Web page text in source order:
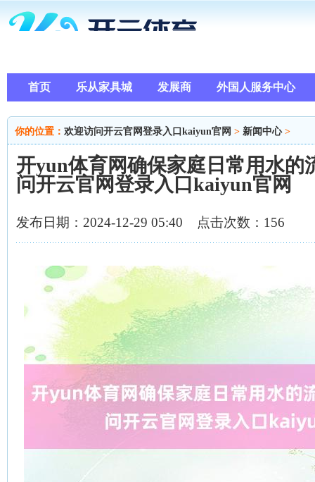
首页 乐从家具城 发展商 外国人服务中心
你的位置： 欢迎访问开云官网登录入口kaiyun官网 > 新闻中心>
开yun体育网确保家庭日常用水的
问开云官网登录入口kaiyun官网
发布日期：2024-12-29 05:40 点击次数：156